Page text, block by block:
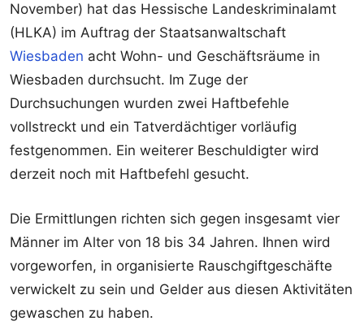
November) hat das Hessische Landeskriminalamt
(HLKA) im Auftrag der Staatsanwaltschaft
Wiesbaden acht Wohn- und Geschäftsräume in
Wiesbaden durchsucht. Im Zuge der
Durchsuchungen wurden zwei Haftbefehle
vollstreckt und ein Tatverdächtiger vorläufig
festgenommen. Ein weiterer Beschuldigter wird
derzeit noch mit Haftbefehl gesucht.
Die Ermittlungen richten sich gegen insgesamt vier
Männer im Alter von 18 bis 34 Jahren. Ihnen wird
vorgeworfen, in organisierte Rauschgiftgeschäfte
verwickelt zu sein und Gelder aus diesen Aktivitäten
gewaschen zu haben.